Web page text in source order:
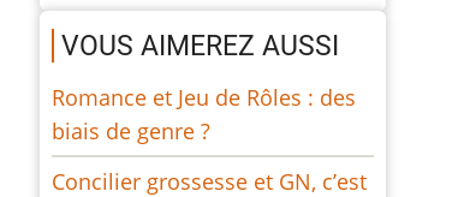
VOUS AIMEREZ AUSSI
Romance et Jeu de Rôles : des
biais de genre ?
Concilier grossesse et GN, c’est